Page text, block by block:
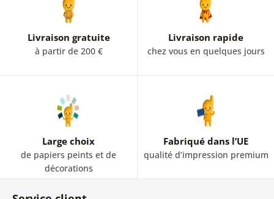
Livraison gratuite
à partir de 200 €
Livraison rapide
chez vous en quelques jours
Large choix
de papiers peints et de
décorations
Fabriqué dans l’UE
qualité d’impression premium